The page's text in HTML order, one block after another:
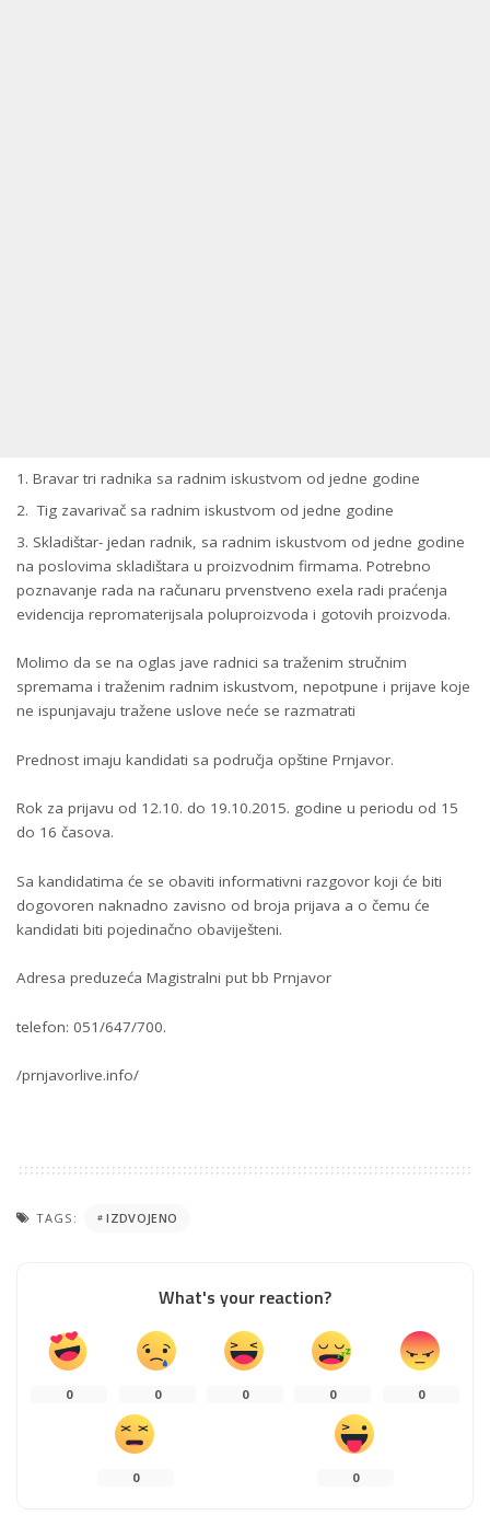
Bravar tri radnika sa radnim iskustvom od jedne godine
Tig zavarivač sa radnim iskustvom od jedne godine
Skladištar- jedan radnik, sa radnim iskustvom od jedne godine
na poslovima skladištara u proizvodnim firmama. Potrebno
poznavanje rada na računaru prvenstveno exela radi praćenja
evidencija repromaterijsala poluproizvoda i gotovih proizvoda.
Molimo da se na oglas jave radnici sa traženim stručnim
spremama i traženim radnim iskustvom, nepotpune i prijave koje
ne ispunjavaju tražene uslove neće se razmatrati
Prednost imaju kandidati sa područja opštine Prnjavor.
Rok za prijavu od 12.10. do 19.10.2015. godine u periodu od 15
do 16 časova.
Sa kandidatima će se obaviti informativni razgovor koji će biti
dogovoren naknadno zavisno od broja prijava a o čemu će
kandidati biti pojedinačno obaviješteni.
Adresa preduzeća Magistralni put bb Prnjavor
telefon: 051/647/700.
/prnjavorlive.info/
TAGS: IZDVOJENO
What's your reaction?
0 0 0 0 0
0 0